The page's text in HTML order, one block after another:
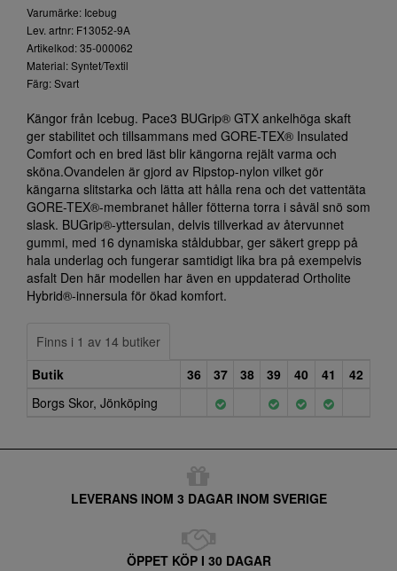
Varumärke: Icebug
Lev. artnr: F13052-9A
Artikelkod: 35-000062
Material: Syntet/Textil
Färg: Svart
Kängor från Icebug. Pace3 BUGrip® GTX ankelhöga skaft
ger stabilitet och tillsammans med GORE-TEX® Insulated
Comfort och en bred läst blir kängorna rejält varma och
sköna.Ovandelen är gjord av Ripstop-nylon vilket gör
kängarna slitstarka och lätta att hålla rena och det vattentäta
GORE-TEX®-membranet håller fötterna torra i såväl snö som
slask. BUGrip®-yttersulan, delvis tillverkad av återvunnet
gummi, med 16 dynamiska ståldubbar, ger säkert grepp på
hala underlag och fungerar samtidigt lika bra på exempelvis
asfalt Den här modellen har även en uppdaterad Ortholite
Hybrid®-innersula för ökad komfort.
Finns i 1 av 14 butiker
Butik
36 37 38 39 40 41
42
Borgs Skor, Jönköping
LEVERANS INOM 3 DAGAR INOM SVERIGE
ÖPPET KÖP I 30 DAGAR